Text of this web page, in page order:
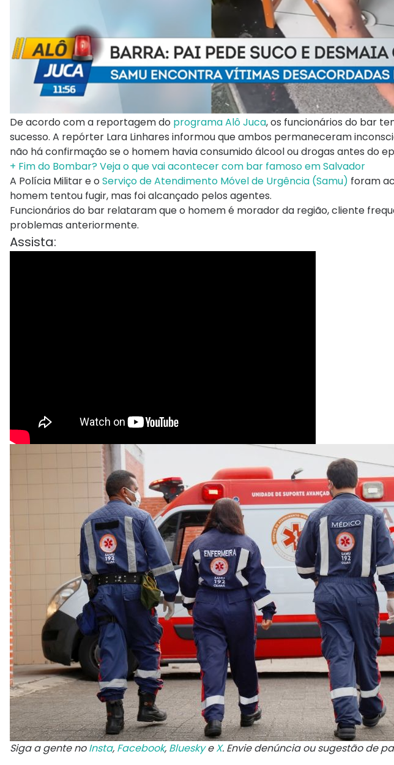
De acordo com a reportagem do programa Alô Juca, os funcionários do bar
sucesso. A repórter Lara Linhares informou que ambos permaneceram
não há confirmação se o homem havia consumido álcool ou drogas antes do
+ Fim do Bombar? Veja o que vai acontecer com bar famoso em Salvador
A Polícia Militar e o Serviço de Atendimento Móvel de Urgência (Samu) foram
homem tentou fugir, mas foi alcançado pelos agentes.
Funcionários do bar relataram que o homem é morador da região, cliente
problemas anteriormente.
Assista:
Siga a gente noInsta, Facebook, BlueskyeX. Envie denúncia ou sugestão de